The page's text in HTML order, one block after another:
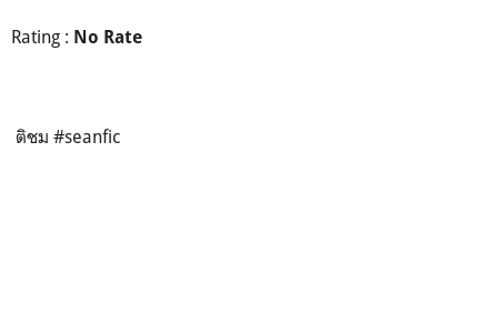
Rating : No Rate
ติชม #seanfic